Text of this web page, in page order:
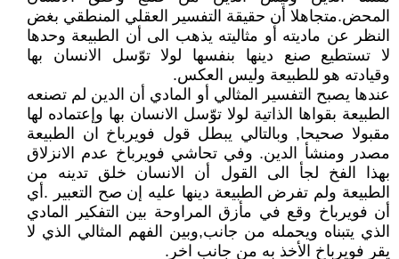
المحض.متجاهلا أن حقيقة التفسير العقلي المنطقي بغض
النظر عن ماديته أو مثاليته يذهب الى أن الطبيعة وحدها
لا تستطيع صنع دينها بنفسها لولا توّسل الانسان بها
وقيادته هو للطبيعة وليس العكس.
عندها يصبح التفسير المثالي أو المادي أن الدين لم تصنعه
الطبيعة بقواها الذاتية لولا توّسل الانسان بها وإعتماده لها
مقبولا صحيحا, وبالتالي يبطل قول فويرباخ ان الطبيعة
مصدر ومنشأ الدين. وفي تحاشي فويرباخ عدم الانزلاق
بهذا الفخ لجأ الى القول أن الانسان خلق تدينه من
الطبيعة ولم تفرض الطبيعة دينها عليه إن صح التعبير .أي
أن فويرباخ وقع في مأزق المراوحة بين التفكير المادي
الذي يتبناه ويحمله من جانب,وبين الفهم المثالي الذي لا
يقر فويرباخ الأخذ به من جانب اخر.